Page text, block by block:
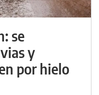
se
y
por hielo